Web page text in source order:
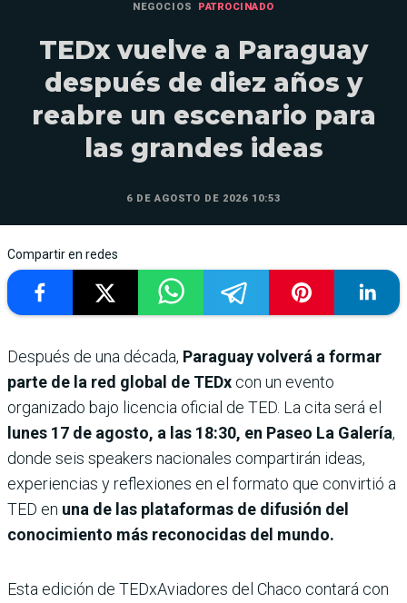
NEGOCIOS PATROCINADO
TEDx vuelve a Paraguay
después de diez años y
reabre un escenario para
las grandes ideas
6 DE AGOSTO DE 2026 10:53
Compartir en redes
Después de una década, Paraguay volverá a formar
parte de la red global de TEDx con un evento
organizado bajo licencia oficial de TED. La cita será el
lunes 17 de agosto, a las 18:30, en Paseo La Galería,
donde seis speakers nacionales compartirán ideas,
experiencias y reflexiones en el formato que convirtió a
TED en una de las plataformas de difusión del
conocimiento más reconocidas del mundo.
Esta edición de TEDxAviadores del Chaco contará con